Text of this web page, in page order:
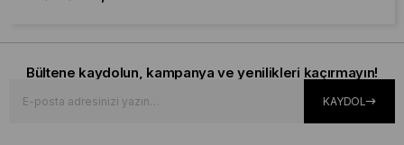
Bültene kaydolun, kampanya ve yenilikleri kaçırmayın!
KAYDOL